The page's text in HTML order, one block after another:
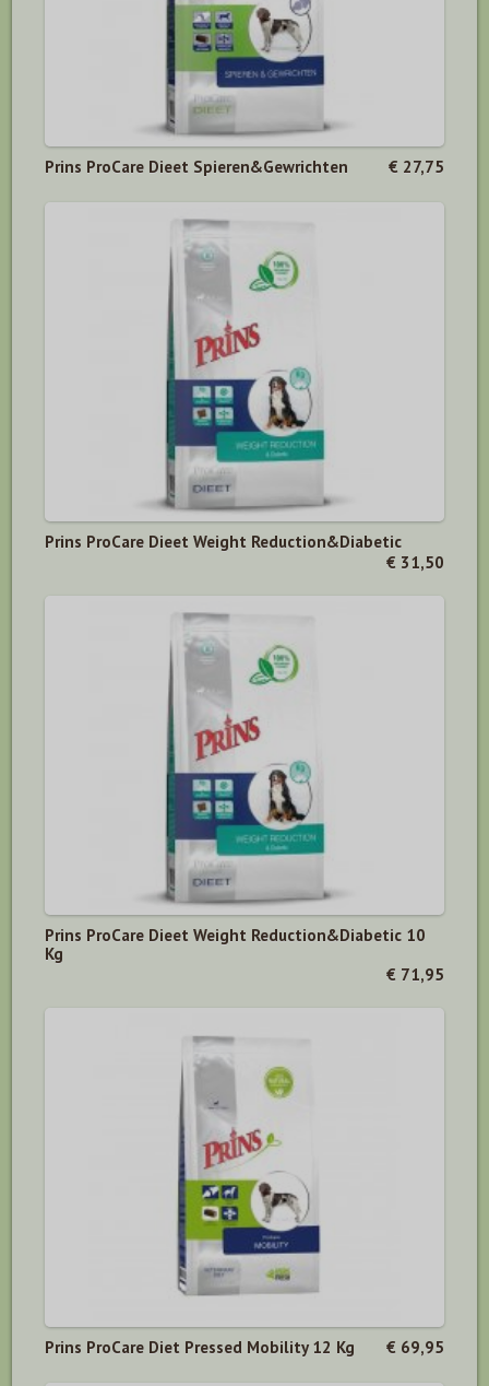
Prins ProCare Dieet Spieren&Gewrichten € 27,75
Prins ProCare Dieet Weight Reduction&Diabetic
€ 31,50
Prins ProCare Dieet Weight Reduction&Diabetic 10
Kg
€ 71,95
Prins ProCare Diet Pressed Mobility 12 Kg € 69,95